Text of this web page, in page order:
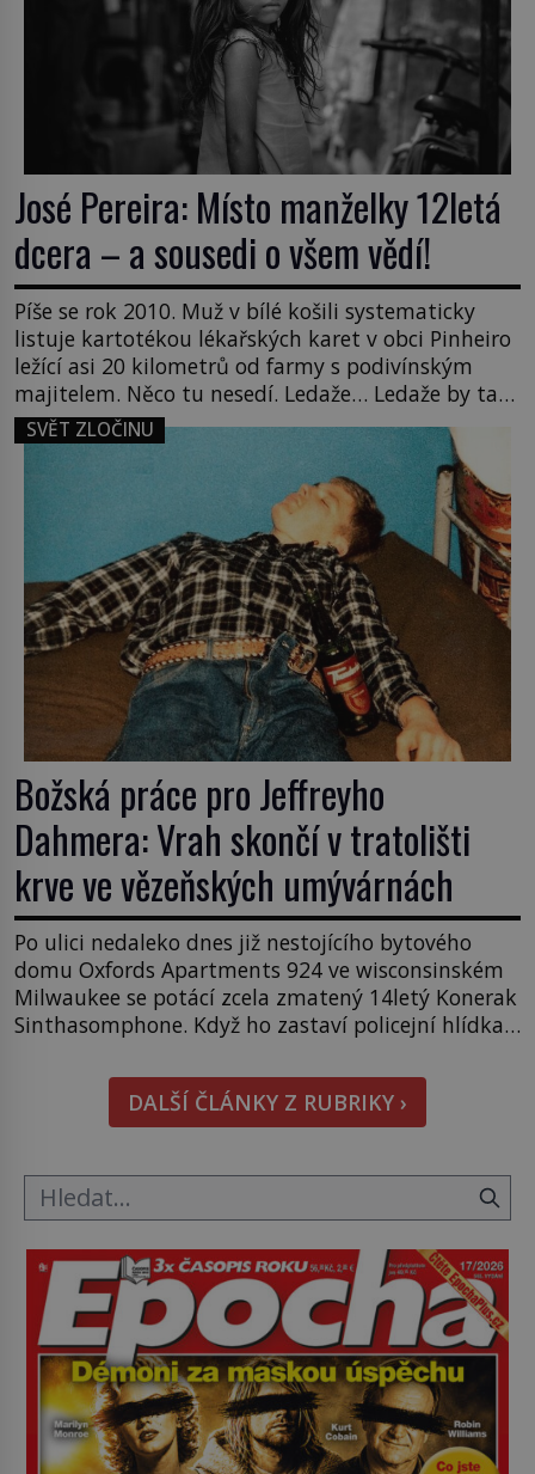
José Pereira: Místo manželky 12letá
dcera – a sousedi o všem vědí!
Píše se rok 2010. Muž v bílé košili systematicky
listuje kartotékou lékařských karet v obci Pinheiro
ležící asi 20 kilometrů od farmy s podivínským
majitelem. Něco tu nesedí. Ledaže… Ledaže by ta
mladá dívka z farmy byla ne manželkou, ale
dcerou – a všechny ty děti byly zplozené v incestu.
Na sociálním odboru jednoho z […]
SVĚT ZLOČINU
Božská práce pro Jeffreyho
Dahmera: Vrah skončí v tratolišti
krve ve vězeňských umývárnách
Po ulici nedaleko dnes již nestojícího bytového
domu Oxfords Apartments 924 ve wisconsinském
Milwaukee se potácí zcela zmatený 14letý Konerak
Sinthasomphone. Když ho zastaví policejní hlídka,
Strážníci ho dopraví zpět do udaného bytu. Oním
„kamarádem“ je ovšem jeden z nejslavnějších
vrahů, Jeffrey Dahmer (1960–1994). Je 27. května
DALŠÍ ČLÁNKY Z RUBRIKY ›